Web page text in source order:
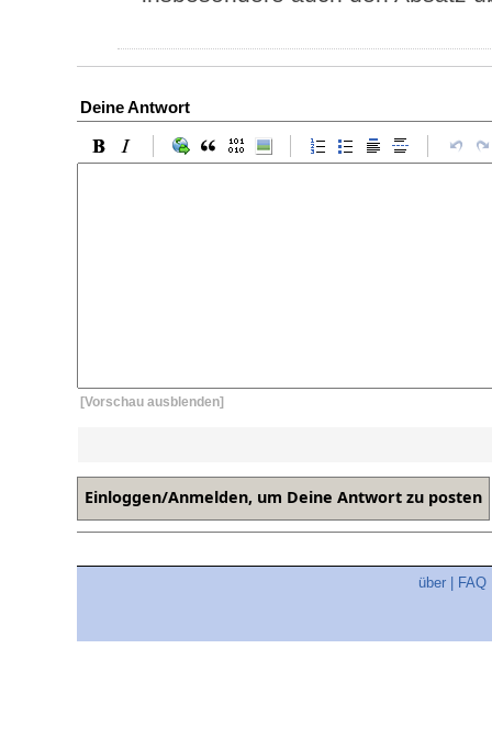
Deine Antwort
[Vorschau ausblenden]
über FAQ